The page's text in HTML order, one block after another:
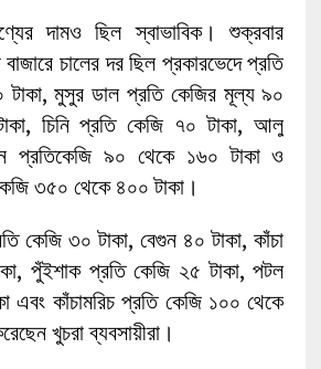
দামও ছিল স্বাভাবিক। শুক্রবার
চালের দর ছিল প্রকারভেদে প্রতি
মুসুর ডাল প্রতি কেজির মূল্য ৯০
চিনি প্রতি কেজি ৭০ টাকা, আলু
প্রতিকেজি ৯০ থেকে ১৬০ টাকা ও
৩৫০ থেকে ৪০০ টাকা।
কেজি ৩০ টাকা, বেগুন ৪০ টাকা, কাঁচা
পুঁইশাক প্রতি কেজি ২৫ টাকা, পটল
এবং কাঁচামরিচ প্রতি কেজি ১০০ থেকে
খুচরা ব্যবসায়ীরা।